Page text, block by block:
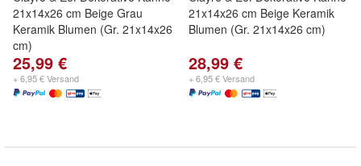
21x14x26 cm Beige Grau
Keramik Blumen (Gr. 21x14x26
cm)
25,99 €
+ 6,95 € Versand
21x14x26 cm Beige Keramik
Blumen (Gr. 21x14x26 cm)
28,99 €
+ 6,95 € Versand